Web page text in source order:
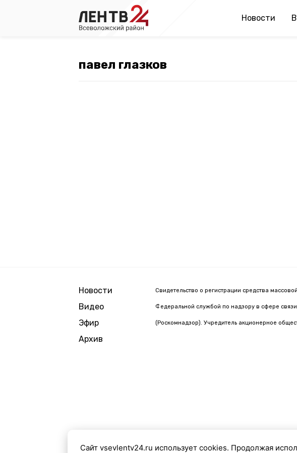
Новости
Новости
Видео
Эфир
Архив
Свидетельство о регистрации средства
Федеральной службой по надзору в сфере
(Роскомнадзор). Учредитель акционерное
Сайт vsevlentv24.ru использует cookies. Продолжая